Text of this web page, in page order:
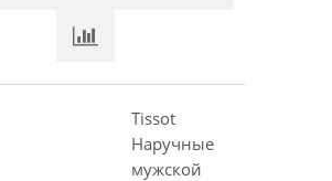
Tissot
Наручные
мужской